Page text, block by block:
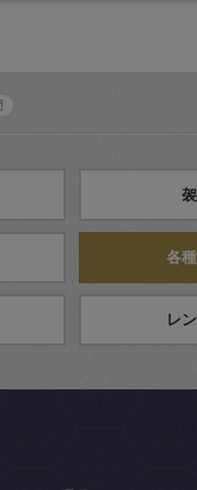
各
レ